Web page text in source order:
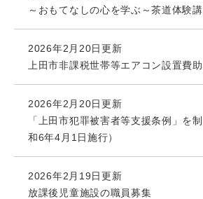
～おもてなしの心を学ぶ～茶道体験
2026年2月20日更新
上田市非課税世帯等エアコン設置費
2026年2月20日更新
「上田市犯罪被害者等支援条例」を
和6年4月1日施行）
2026年2月19日更新
放課後児童施設の職員募集